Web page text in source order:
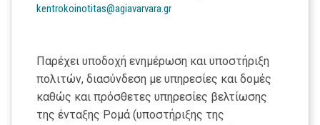
kentrokoinotitas@agiavarvara.gr
Παρέχει υποδοχή ενημέρωση και υποστήριξη
πολιτών, διασύνδεση με υπηρεσίες και δομές
καθώς και πρόσθετες υπηρεσίες βελτίωσης
της ένταξης Ρομά (υποστήριξης της